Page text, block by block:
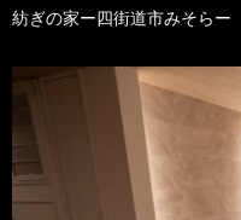
紡ぎの家ー四街道市みそらー